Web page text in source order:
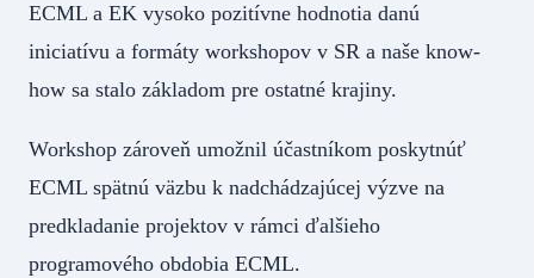
ECML a EK vysoko pozitívne hodnotia danú
iniciatívu a formáty workshopov v SR a naše know-
how sa stalo základom pre ostatné krajiny.
Workshop zároveň umožnil účastníkom poskytnúť
ECML spätnú väzbu k nadchádzajúcej výzve na
predkladanie projektov v rámci ďalšieho
programového obdobia ECML.